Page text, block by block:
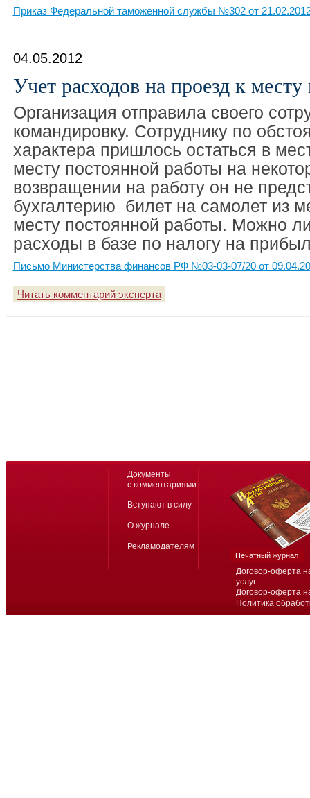
Приказ Федеральной таможенной службы №302 от
04.05.2012
Учет расходов на проезд к
Организация отправила своего
командировку. Сотруднику по
характера пришлось остаться в
месту постоянной работы на
возвращении на работу он не
бухгалтерию билет на самолет из
месту постоянной работы. Можно
расходы в базе по налогу на
Письмо Министерства финансов РФ №03-03-07/20 от
Читать комментарий эксперта
Договор-оферта
услуг
Договор-оферта
Политика
Документы
с комментариями
Вступают в силу
О журнале
Рекламодателям
Печатный журнал